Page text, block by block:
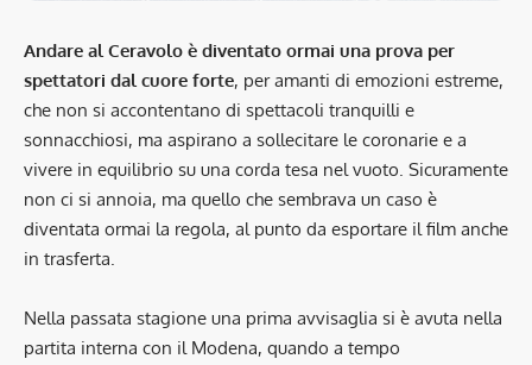
Andare al Ceravolo è diventato ormai una prova per
spettatori dal cuore forte, per amanti di emozioni estreme,
che non si accontentano di spettacoli tranquilli e
sonnacchiosi, ma aspirano a sollecitare le coronarie e a
vivere in equilibrio su una corda tesa nel vuoto. Sicuramente
non ci si annoia, ma quello che sembrava un caso è
diventata ormai la regola, al punto da esportare il film anche
in trasferta.
Nella passata stagione una prima avvisaglia si è avuta nella
partita interna con il Modena, quando a tempo